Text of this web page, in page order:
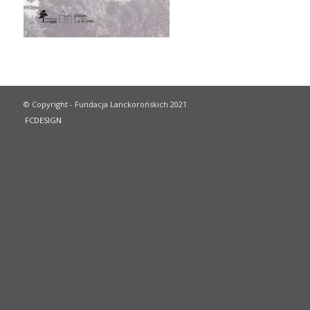
© Copyright - Fundacja Lanckorońskich 2021
FCDESIGN